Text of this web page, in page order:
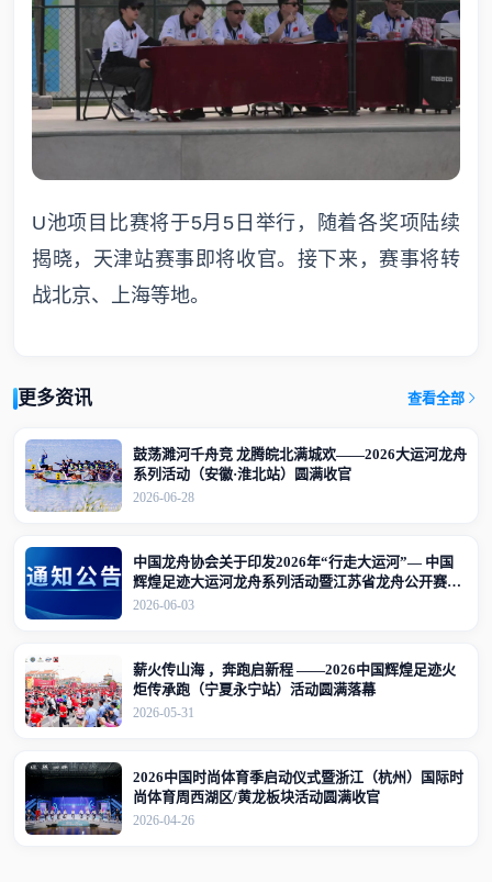
U池项目比赛将于5月5日举行，随着各奖项陆续
揭晓，天津站赛事即将收官。接下来，赛事将转
战北京、上海等地。
更多资讯 查看全部
鼓荡濉河千舟竞 龙腾皖北满城欢——2026大运河龙舟
系列活动（安徽·淮北站）圆满收官
2026-06-28
中国龙舟协会关于印发2026年“行走大运河”— 中国
辉煌足迹大运河龙舟系列活动暨江苏省龙舟公开赛
（江苏·宜兴站）竞赛规程的通知
2026-06-03
薪火传山海 ，奔跑启新程 ——2026中国辉煌足迹火
炬传承跑（宁夏永宁站）活动圆满落幕
2026-05-31
2026中国时尚体育季启动仪式暨浙江（杭州）国际时
尚体育周西湖区/黄龙板块活动圆满收官
2026-04-26